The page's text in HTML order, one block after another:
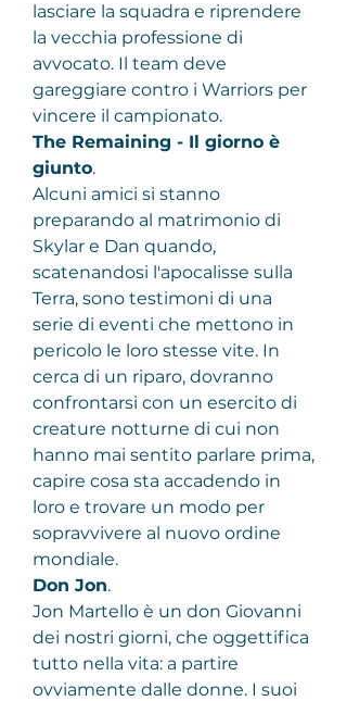
lasciare la squadra e riprendere
la vecchia professione di
avvocato. Il team deve
gareggiare contro i Warriors per
vincere il campionato.
The Remaining - Il giorno è
giunto.
Alcuni amici si stanno
preparando al matrimonio di
Skylar e Dan quando,
scatenandosi l'apocalisse sulla
Terra, sono testimoni di una
serie di eventi che mettono in
pericolo le loro stesse vite. In
cerca di un riparo, dovranno
confrontarsi con un esercito di
creature notturne di cui non
hanno mai sentito parlare prima,
capire cosa sta accadendo in
loro e trovare un modo per
sopravvivere al nuovo ordine
mondiale.
Don Jon.
Jon Martello è un don Giovanni
dei nostri giorni, che oggettifica
tutto nella vita: a partire
ovviamente dalle donne. I suoi